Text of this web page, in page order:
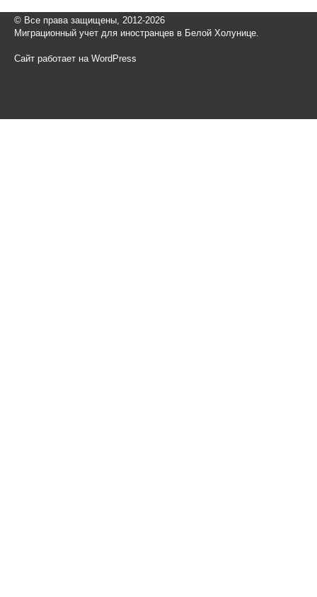
© Все права защищены, 2012-2026
Миграционный учет для иностранцев в Белой Холунице.
Сайт работает на WordPress